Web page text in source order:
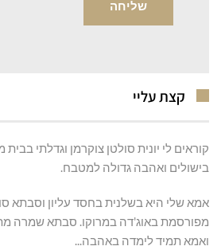
קצת עליי
קוראים לי יונית סולטן צוקרמן וגדלתי
בישולים ואהבה גדולה למטבח.
אמא שלי היא בשלנית בחסד עליון וסבתא
מפורסמת באוג'דה במרוקו. סבתא שמרה
ואמא תמיד לימדה באהבה...